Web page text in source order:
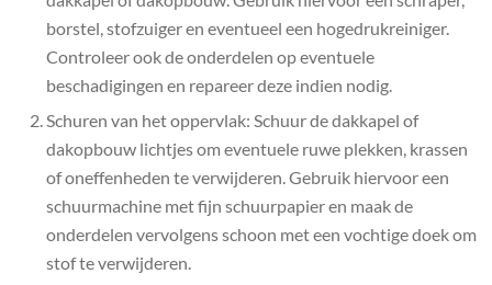
borstel, stofzuiger en eventueel een hogedrukreiniger.
Controleer ook de onderdelen op eventuele
beschadigingen en repareer deze indien nodig.
Schuren van het oppervlak: Schuur de dakkapel of
dakopbouw lichtjes om eventuele ruwe plekken, krassen
of oneffenheden te verwijderen. Gebruik hiervoor een
schuurmachine met fijn schuurpapier en maak de
onderdelen vervolgens schoon met een vochtige doek om
stof te verwijderen.